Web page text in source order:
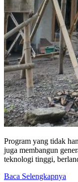
Program yang tidak
juga membangun
teknologi tinggi,
Baca Selengkapnya